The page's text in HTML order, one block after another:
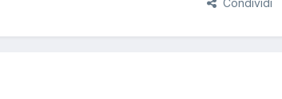
Condividi